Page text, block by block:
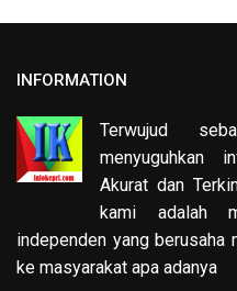
INFORMATION
Terwujud
menyuguhkan
Akurat dan
kami adalah
independen yang berusaha
ke masyarakat apa adanya